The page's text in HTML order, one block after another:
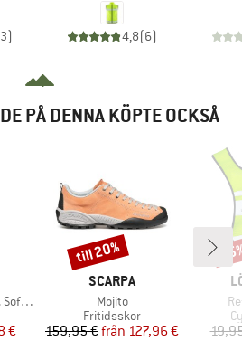
3) 4,8(6)
PÅ DENNA KÖPTE OCKSÅ
Light
pris
€
VARUMÄRKE
SCARPA
Produkter
Mojito
Produktgrupp
Fritidsskor
Pris
159,95 € Reducerat pris
från 127,96 €
Rabatt
till 20%